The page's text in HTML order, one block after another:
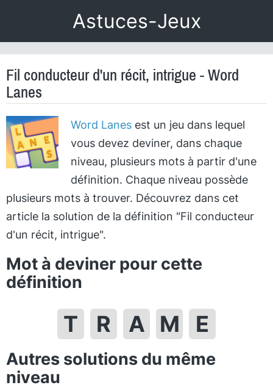
Astuces-Jeux
Fil conducteur d'un récit, intrigue - Word
Lanes
Word Lanesest un jeu dans lequel
vous devez deviner, dans chaque
niveau, plusieurs mots à partir d'une
définition. Chaque niveau possède
plusieurs mots à trouver. Découvrez dans cet
article la solution de la définition "Fil conducteur
d'un récit, intrigue".
Mot à deviner pour cette
définition
T R A M E
Autres solutions du même
niveau